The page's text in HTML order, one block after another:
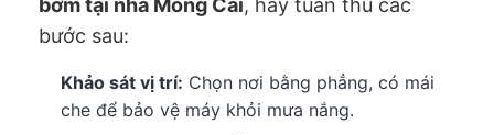
bơm tại nhà Móng Cái, hãy tuân thủ các
bước sau:
Khảo sát vị trí: Chọn nơi bằng phẳng, có mái
che để bảo vệ máy khỏi mưa nắng.